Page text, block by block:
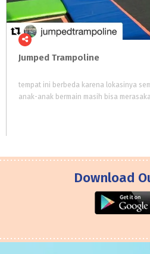
Jumped Trampoline
tempat ini berbeda karena lokasinya
Download